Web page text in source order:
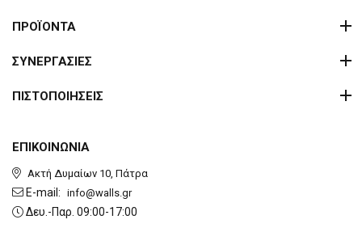
ΕΠΙΚΟΙΝΩΝΙΑ
Ακτή Δυμαίων 10, Πάτρα
E-mail: info@walls.gr
Δευ.-Παρ. 09:00-17:00
ΠΡΟΪΟΝΤΑ
ΣΥΝΕΡΓΑΣΙΕΣ
ΠΙΣΤΟΠΟΙΗΣΕΙΣ